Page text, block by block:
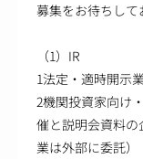
募集をお待ちして
（1）IR
1法定・適時開示
2機関投資家向け
催と説明会資料
業は外部に委託）